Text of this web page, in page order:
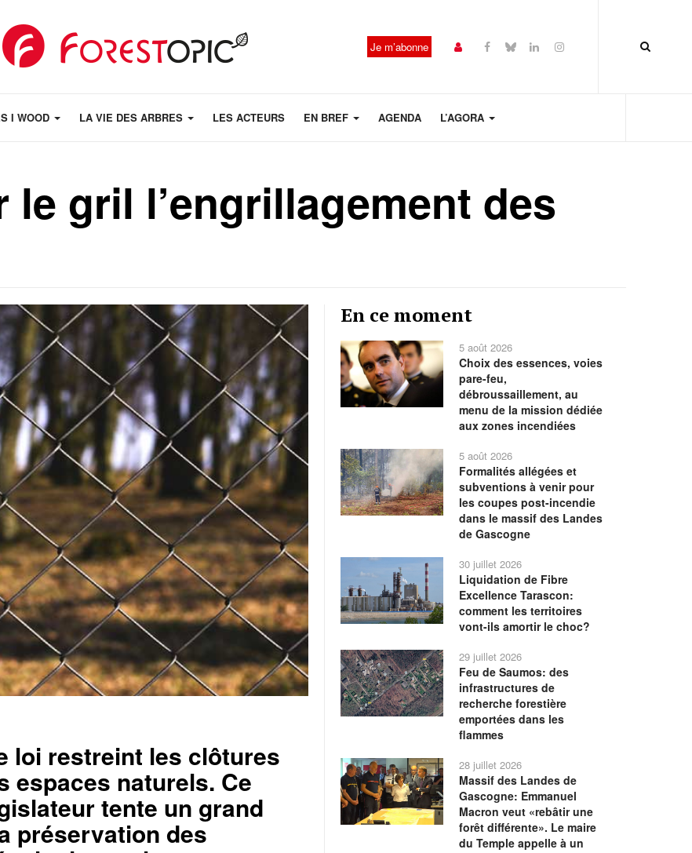
Je m’abonne
I WOOD LA VIE DES ARBRES LES ACTEURS EN BREF AGENDA L’AGORA
le gril l’engrillagement des
loi restreint les clôtures
espaces naturels. Ce
tente un grand
préservation des
En ce moment
5 août 2026
Choix des essences, voies
pare-feu,
débroussaillement, au
menu de la mission dédiée
aux zones incendiées
5 août 2026
Formalités allégées et
subventions à venir pour
les coupes post-incendie
dans le massif des Landes
de Gascogne
30 juillet 2026
Liquidation de Fibre
Excellence Tarascon:
comment les territoires
vont-ils amortir le choc?
29 juillet 2026
Feu de Saumos: des
infrastructures de
recherche forestière
emportées dans les
flammes
28 juillet 2026
Massif des Landes de
Gascogne: Emmanuel
Macron veut «rebâtir une
forêt différente». Le maire
du Temple appelle à un
précédenteprécédent